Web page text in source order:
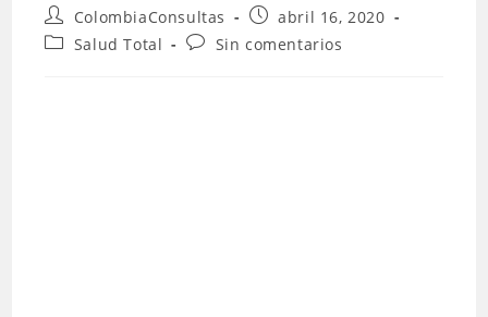
Autor
de
ColombiaConsultas
Publicación
la
abril 16, 2020
Categoría
Salud Total
Comentarios
Sin comentarios